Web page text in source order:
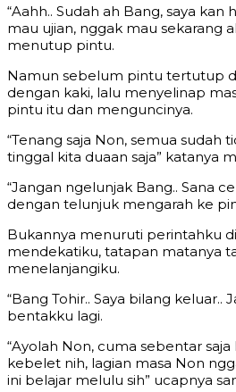
“Aahh.. Sudah ah Bang, saya kan
mau ujian, nggak mau sekarang
menutup pintu.
Namun sebelum pintu tertutup
dengan kaki, lalu menyelinap
pintu itu dan menguncinya.
“Tenang saja Non, semua sudah
tinggal kita duaan saja” katanya
“Jangan ngelunjak Bang.. Sana
dengan telunjuk mengarah ke
Bukannya menuruti perintahku
mendekatiku, tatapan matanya
menelanjangiku.
“Bang Tohir.. Saya bilang keluar..
bentakku lagi.
“Ayolah Non, cuma sebentar saja
kebelet nih, lagian masa Non
ini belajar melulu sih” ucapnya